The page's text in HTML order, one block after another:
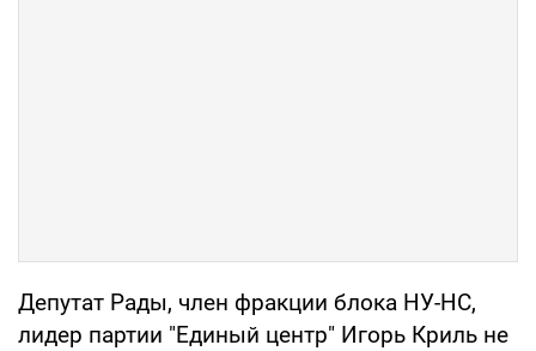
Депутат Рады, член фракции блока НУ-НС,
лидер партии "Единый центр" Игорь Криль не